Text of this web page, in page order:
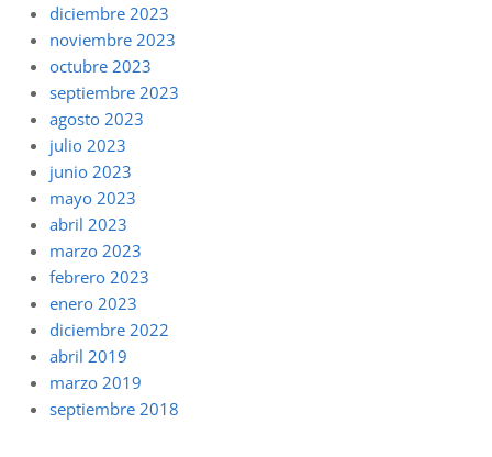
diciembre 2023
noviembre 2023
octubre 2023
septiembre 2023
agosto 2023
julio 2023
junio 2023
mayo 2023
abril 2023
marzo 2023
febrero 2023
enero 2023
diciembre 2022
abril 2019
marzo 2019
septiembre 2018